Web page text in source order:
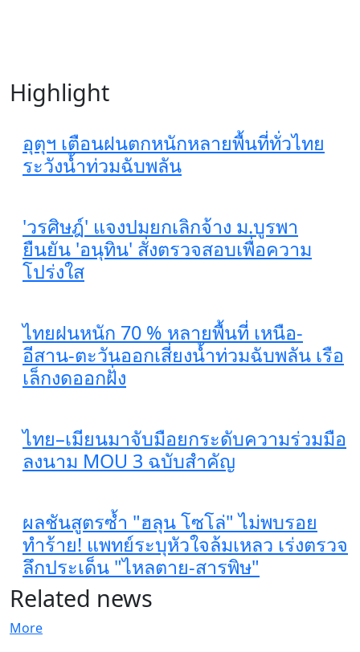
Highlight
อุตุฯ เตือนฝนตกหนักหลายพื้นที่ทั่วไทย
ระวังน้ำท่วมฉับพลัน
'วรศิษฎ์' แจงปมยกเลิกจ้าง ม.บูรพา
ยืนยัน 'อนุทิน' สั่งตรวจสอบเพื่อความ
โปร่งใส
ไทยฝนหนัก 70 % หลายพื้นที่ เหนือ-
อีสาน-ตะวันออกเสี่ยงน้ำท่วมฉับพลัน เรือ
เล็กงดออกฝั่ง
ไทย–เมียนมาจับมือยกระดับความร่วมมือ
ลงนาม MOU 3 ฉบับสำคัญ
ผลชันสูตรซ้ำ "ฮลุน โซโล่" ไม่พบรอย
ทำร้าย! แพทย์ระบุหัวใจล้มเหลว เร่งตรวจ
ลึกประเด็น "ไหลตาย-สารพิษ"
Related news
More